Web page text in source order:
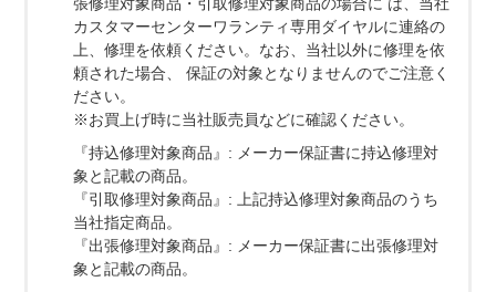
カスタマーセンターワランティ専用ダイヤルに連絡の
上、修理を依頼ください。なお、当社以外に修理を依
頼された場合、 保証の対象となりませんのでご注意く
ださい。
※お買上げ時に当社販売員などに確認ください。
『持込修理対象商品』: メーカー保証書に持込修理対
象と記載の商品。
『引取修理対象商品』: 上記持込修理対象商品のうち
当社指定商品。
『出張修理対象商品』: メーカー保証書に出張修理対
象と記載の商品。